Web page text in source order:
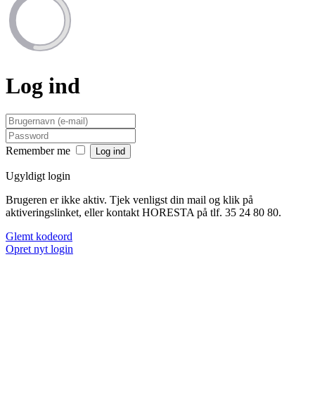
Log ind
Remember me
Ugyldigt login
Brugeren er ikke aktiv. Tjek venligst din mail og klik på
aktiveringslinket, eller kontakt HORESTA på tlf. 35 24 80 80.
Glemt kodeord
Opret nyt login